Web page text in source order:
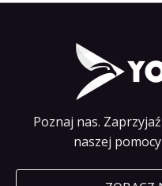
Poznaj nas.
naszej